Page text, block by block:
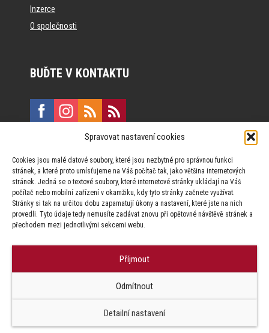
Spravovat nastavení cookies
Cookies jsou malé datové soubory, které jsou nezbytné pro správnou funkci
stránek, a které proto umísťujeme na Váš počítač tak, jako většina internetových
stránek. Jedná se o textové soubory, které internetové stránky ukládají na Váš
počítač nebo mobilní zařízení v okamžiku, kdy tyto stránky začnete využívat.
Stránky si tak na určitou dobu zapamatují úkony a nastavení, které jste na nich
provedli. Tyto údaje tedy nemusíte zadávat znovu při opětovné návštěvě stránek a
přechodem mezi jednotlivými sekcemi webu.
Příjmout
Odmítnout
Detailní nastavení
Inzerce
O společnosti
BUĎTE V KONTAKTU
Vinohradská 190, 130 00 Praha 3
Za publikovaný obsah odpovídají jednotliví autoři.
Factory s.r.o. zapovězeno.